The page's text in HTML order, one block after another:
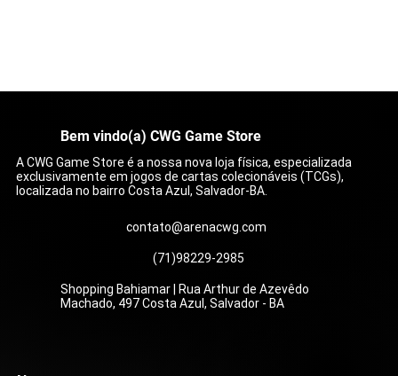
Bem vindo(a) CWG Game Store
A CWG Game Store é a nossa nova loja física, especializada
exclusivamente em jogos de cartas colecionáveis (TCGs),
localizada no bairro Costa Azul, Salvador-BA.
contato@arenacwg.com
(71)98229-2985
Shopping Bahiamar | Rua Arthur de Azevêdo
Machado, 497 Costa Azul, Salvador - BA